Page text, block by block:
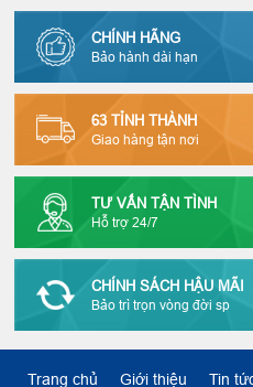
CHÍNH HÃNG
Bảo hành dài hạn
63 TỈNH THÀNH
Giao hàng tận nơi
TƯ VẤN TẬN TÌNH
Hỗ trợ 24/7
CHÍNH SÁCH HẬU MÃI
Bảo trì trọn vòng đời sp
Trang chủ Giới thiệu Tin